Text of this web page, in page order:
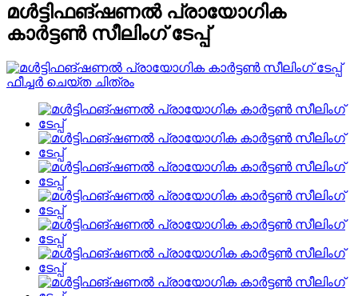
മൾട്ടിഫങ്ഷണൽ പ്രായോഗിക
കാർട്ടൺ സീലിംഗ് ടേപ്പ്